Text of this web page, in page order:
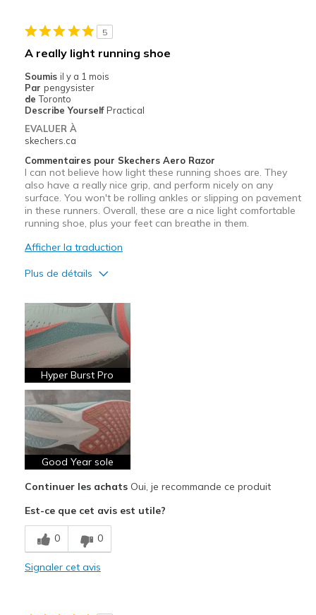
5
A really light running shoe
Soumis il y a 1 mois
Par pengysister
de Toronto
Describe Yourself Practical
EVALUER À
skechers.ca
Commentaires pour Skechers Aero Razor
I can not believe how light these running shoes are. They
also have a really nice grip, and perform nicely on any
surface. You won't be rolling ankles or slipping on pavement
in these runners. Overall, these are a nice light comfortable
running shoe, plus your feet can breathe in them.
Afficher la traduction
Plus de détails
Attractive Design
Breathe Well
Comfortable
Durable
Les meilleures utilisations
Going Out
Travel
Width
Hyper Burst Pro
Good Year sole
Continuer les achatsOui, je recommande ce produit
Est-ce que cet avis est utile?
0 0
Signaler cet avis